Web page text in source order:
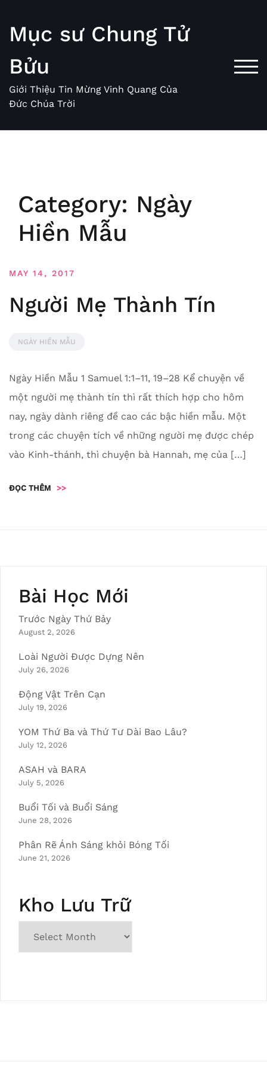
content
Mục sư Chung Tử
Bửu
Giới Thiệu Tin Mừng Vinh Quang Của
Đức Chúa Trời
Category: Ngày
Hiền Mẫu
MAY 14, 2017
Người Mẹ Thành Tín
NGÀY HIỀN MẪU
Ngày Hiền Mẫu 1 Samuel 1:1–11, 19–28 Kể chuyện về
một người mẹ thành tín thì rất thích hợp cho hôm
nay, ngày dành riêng đề cao các bậc hiền mẫu. Một
trong các chuyện tích về những người mẹ được chép
vào Kinh-thánh, thì chuyện bà Hannah, mẹ của […]
ĐỌC THÊM >>
Bài Học Mới
Trước Ngày Thứ Bảy
August 2, 2026
Loài Người Được Dựng Nên
July 26, 2026
Động Vật Trên Cạn
July 19, 2026
YOM Thứ Ba và Thứ Tư Dài Bao Lâu?
July 12, 2026
ASAH và BARA
July 5, 2026
Buổi Tối và Buổi Sáng
June 28, 2026
Phân Rẽ Ánh Sáng khỏi Bóng Tối
June 21, 2026
Kho Lưu Trữ